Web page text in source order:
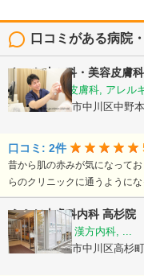
口コミがある病院
あつた皮ふ科・美容皮膚
皮膚科, 美容皮膚科, アレル
愛知県名古屋市中川区中野
口コミ: 2件
昔から肌の赤みが気になって
らのクリニックに通うように
うえだ皮膚科内科 高杉院
皮膚科, 内科, 漢方内科, ...
愛知県名古屋市中川区高杉